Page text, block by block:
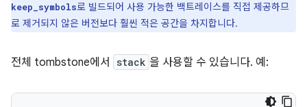
keep_symbols로 빌드되어 사용 가능한 백트레이스를 직접 제공하므
로 제거되지 않은 버전보다 훨씬 적은 공간을 차지합니다.
전체 tombstone에서 stack 을 사용할 수 있습니다. 예: